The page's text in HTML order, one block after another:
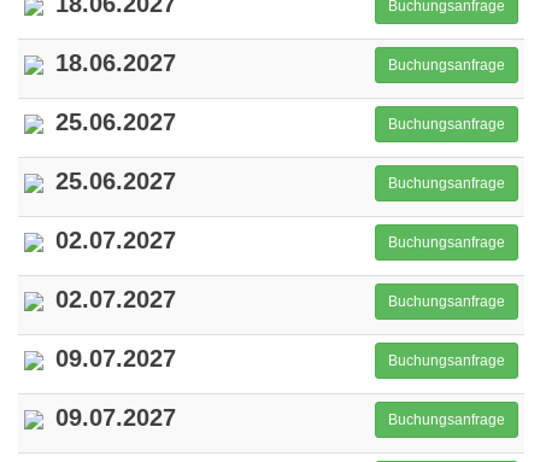
Buchungsanfrage
18.06.2027 Buchungsanfrage
25.06.2027 Buchungsanfrage
25.06.2027 Buchungsanfrage
02.07.2027 Buchungsanfrage
02.07.2027 Buchungsanfrage
09.07.2027 Buchungsanfrage
09.07.2027 Buchungsanfrage